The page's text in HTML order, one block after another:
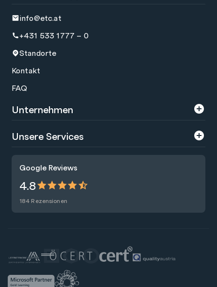
Google Reviews
4.8
184 Rezensionen
info@etc.at
+431 533 1777 – 0
Standorte
Kontakt
FAQ
Unternehmen
Über uns
Presse
Nachhaltigkeit
Blog
Unsere Services
Zertifizierungen
Raummiete